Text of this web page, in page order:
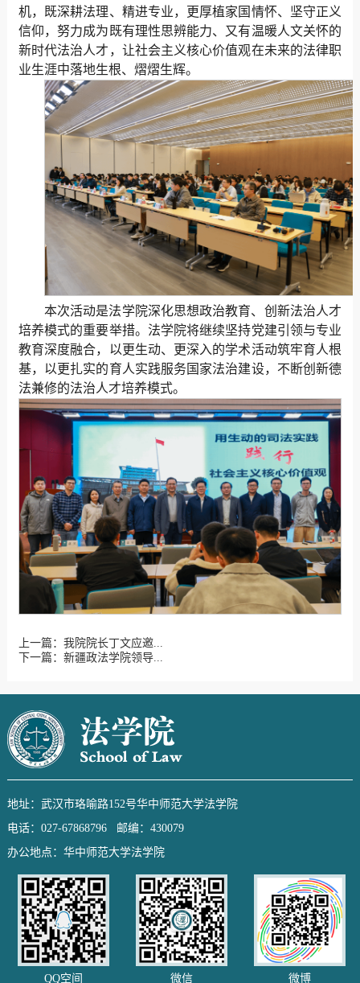
机，既深耕法理、精进专业，更厚植家国情怀、坚守正义
信仰，努力成为既有理性思辨能力、又有温暖人文关怀的
新时代法治人才，让社会主义核心价值观在未来的法律职
业生涯中落地生根、熠熠生辉。
本次活动是法学院深化思想政治教育、创新法治人才
培养模式的重要举措。法学院将继续坚持党建引领与专业
教育深度融合，以更生动、更深入的学术活动筑牢育人根
基，以更扎实的育人实践服务国家法治建设，不断创新德
法兼修的法治人才培养模式。
上一篇：我院院长丁文应邀...
下一篇：新疆政法学院领导...
地址：武汉市珞喻路152号华中师范大学法学院
电话：027-67868796 邮编：430079
办公地点：华中师范大学法学院
QQ空间 微信 微博